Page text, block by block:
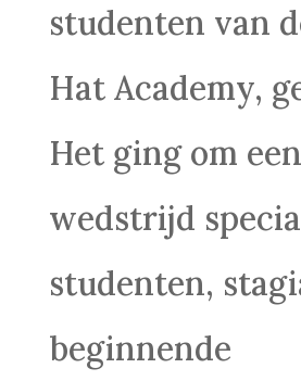
studenten van
Hat Academy,
Het ging om een
wedstrijd
studenten,
beginnende